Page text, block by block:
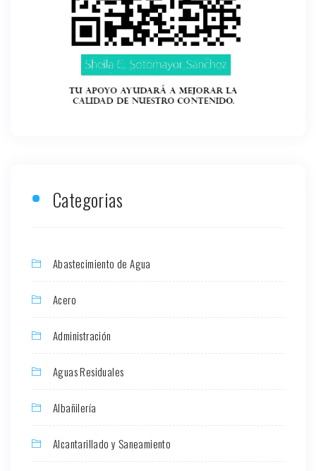
Categorias
Abastecimiento de Agua
Acero
Administración
Aguas Residuales
Albañilería
Alcantarillado y Saneamiento